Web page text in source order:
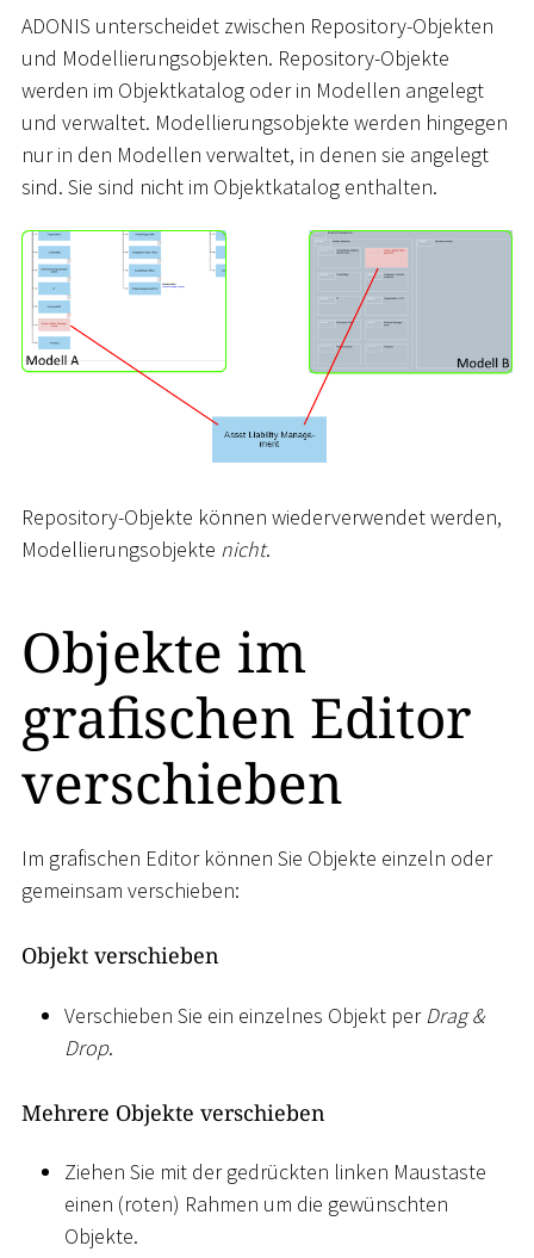
ADONIS unterscheidet zwischen Repository-Objekten
und Modellierungsobjekten. Repository-Objekte
werden im Objektkatalog oder in Modellen angelegt
und verwaltet. Modellierungsobjekte werden hingegen
nur in den Modellen verwaltet, in denen sie angelegt
sind. Sie sind nicht im Objektkatalog enthalten.
Repository-Objekte können wiederverwendet werden,
Modellierungsobjekte nicht.
Objekte im
grafischen Editor
verschieben
Im grafischen Editor können Sie Objekte einzeln oder
gemeinsam verschieben:
Objekt verschieben
Verschieben Sie ein einzelnes Objekt perDrag &
Drop.
Mehrere Objekte verschieben
Ziehen Sie mit der gedrückten linken Maustaste
einen (roten) Rahmen um die gewünschten
Objekte.